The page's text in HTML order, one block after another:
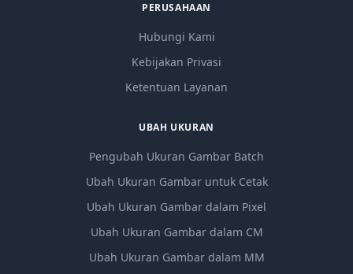
PERUSAHAAN
Hubungi Kami
Kebijakan Privasi
Ketentuan Layanan
UBAH UKURAN
Pengubah Ukuran Gambar Batch
Ubah Ukuran Gambar untuk Cetak
Ubah Ukuran Gambar dalam Pixel
Ubah Ukuran Gambar dalam CM
Ubah Ukuran Gambar dalam MM